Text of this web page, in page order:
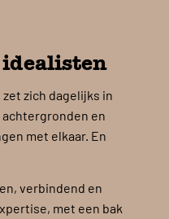
zich dagelijks in
en
met elkaar. En
verbindend en
met een bak